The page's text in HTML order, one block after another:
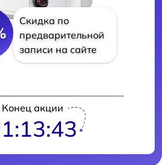
Скидка по
предварительной
записи на сайте
Конец акции